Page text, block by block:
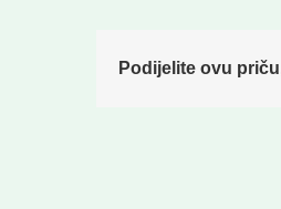
Podijelite ovu